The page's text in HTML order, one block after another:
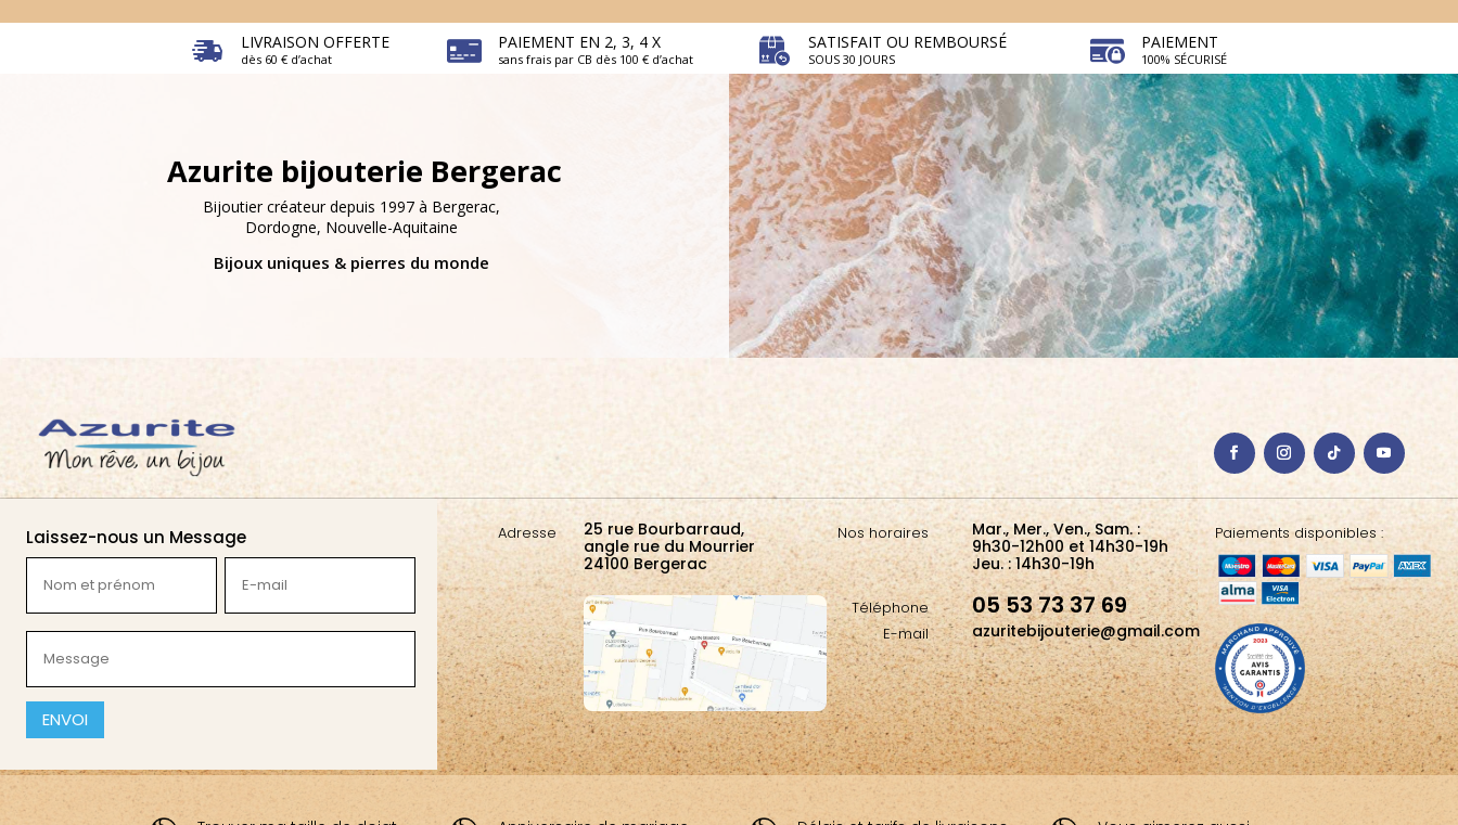
LIVRAISON OFFERTE
dès 60 € d’achat
PAIEMENT EN 2, 3, 4 X
sans frais par CB dès 100 € d’achat
SATISFAIT OU REMBOURSÉ
SOUS 30 JOURS
PAIEMENT
100% SÉCURISÉ
Azurite bijouterie Bergerac
Bijoutier créateur depuis 1997 à Bergerac,
Dordogne, Nouvelle-Aquitaine
Bijoux uniques & pierres du monde
Laissez-nous un Message
et
prénom
mail
(Nécessaire)
(Nécessaire)
CAPTCHA
Adresse
25 rue Bourbarraud,
angle rue du Mourrier
24100 Bergerac
Nos horaires
Téléphone
E-mail
Mar., Mer., Ven., Sam. :
9h30-12h00 et 14h30-19h
Jeu. : 14h30-19h
05 53 73 37 69
azuritebijouterie@gmail.com
Paiements disponibles :